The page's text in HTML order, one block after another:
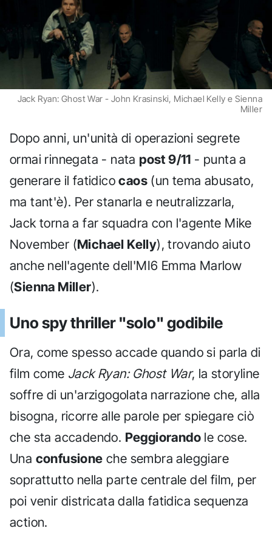
Jack Ryan: Ghost War - John Krasinski, Michael Kelly e Sienna
Miller
Dopo anni, un'unità di operazioni segrete
ormai rinnegata - nata post 9/11 - punta a
generare il fatidicocaos (un tema abusato,
ma tant'è). Per stanarla e neutralizzarla,
Jack torna a far squadra con l'agente Mike
November (Michael Kelly), trovando aiuto
anche nell'agente dell'MI6 Emma Marlow
(Sienna Miller).
Uno spy thriller "solo" godibile
Ora, come spesso accade quando si parla di
film come Jack Ryan: Ghost War, la storyline
soffre di un'arzigogolata narrazione che, alla
bisogna, ricorre alle parole per spiegare ciò
che sta accadendo. Peggiorando le cose.
Una confusione che sembra aleggiare
soprattutto nella parte centrale del film, per
poi venir districata dalla fatidica sequenza
action.